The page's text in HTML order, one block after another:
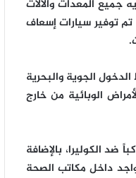
جميع المعدات والآلات
تم توفير سيارات إسعاف
بنقاط الدخول الجوية والبحرية
عام ٢٠١٩ بهدف منع تسريب الأمراض الوبائية من خارج
أنه تم تطعيم ٦ ألاف و٣٠٣ ركاب ضد الحمى الصفراء، وتطعيم ٥ آلاف و٣٨١ راكباً ضد الكوليرا، بالإضافة
تتواجد داخل مكاتب الصحة